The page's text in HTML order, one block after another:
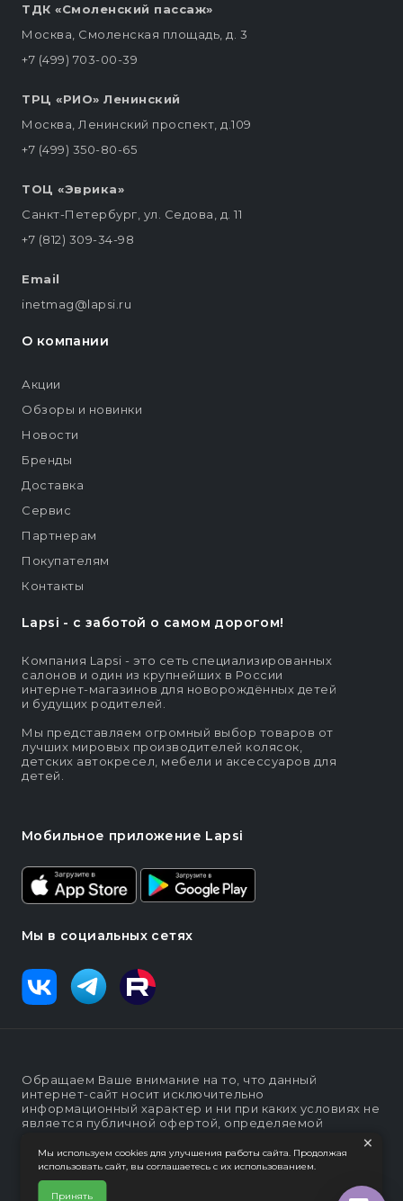
Lapsi - c заботой о самом дорогом!
Компания Lapsi - это сеть специализированных
салонов и один из крупнейших в России
интернет-магазинов для новорождённых детей
и будущих родителей.
Мы представляем огромный выбор товаров от
лучших мировых производителей колясок,
детских автокресел, мебели и аксессуаров для
детей.
Мобильное приложение Lapsi
Мы в социальных сетях
ТДК «Смоленский пассаж»
Москва, Смоленская площадь, д. 3
+7 (499) 703-00-39
ТРЦ «РИО» Ленинский
Москва, Ленинский проспект, д.109
+7 (499) 350-80-65
ТОЦ «Эврика»
Санкт-Петербург, ул. Седова, д. 11
+7 (812) 309-34-98
Email
inetmag@lapsi.ru
О компании
Акции
Обзоры и новинки
Новости
Бренды
Доставка
Сервис
Партнерам
Покупателям
Контакты
Обращаем Ваше внимание на то, что данный
интернет-сайт носит исключительно
информационный характер и ни при каких условиях не
является публичной офертой, определяемой
положениями статьи п. 2 ст. 437 Гражданского кодекса
Российской Федерации
Политика конфеденциальности
Интернет-магазин "Lapsi".
×
Мы используем cookies для улучшения работы сайта. Продолжая
использовать сайт, вы соглашаетесь с их использованием.
Принять